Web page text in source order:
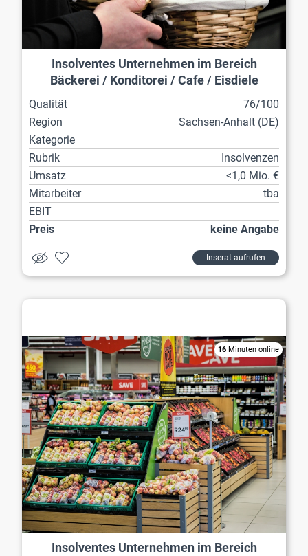
Insolventes Unternehmen im Bereich
Bäckerei / Konditorei / Cafe / Eisdiele
Qualität
76/100
Region
Sachsen-Anhalt (DE)
Kategorie
Rubrik
Insolvenzen
Umsatz
<1,0 Mio. €
Mitarbeiter
tba
EBIT
Preis
keine Angabe
Inserat aufrufen
16 Minuten online
Insolventes Unternehmen im Bereich